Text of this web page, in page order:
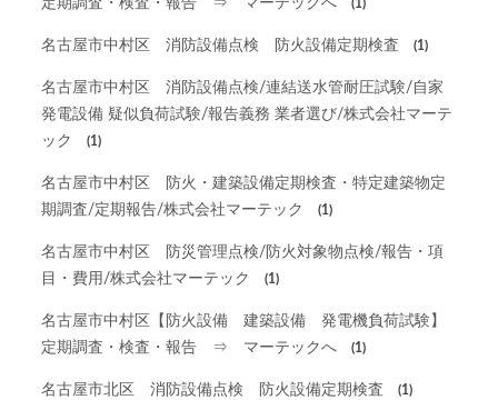
定期調査・検査・報告 ⇒ マーテックへ
(1)
名古屋市中村区 消防設備点検 防火設備定期検査 (1)
名古屋市中村区 消防設備点検/連結送水管耐圧試験/自家
発電設備 疑似負荷試験/報告義務 業者選び/株式会社マーテ
ック
(1)
名古屋市中村区 防火・建築設備定期検査・特定建築物定
期調査/定期報告/株式会社マーテック
(1)
名古屋市中村区 防災管理点検/防火対象物点検/報告・項
目・費用/株式会社マーテック
(1)
名古屋市中村区【防火設備 建築設備 発電機負荷試験】
定期調査・検査・報告 ⇒ マーテックへ
(1)
名古屋市北区 消防設備点検 防火設備定期検査 (1)